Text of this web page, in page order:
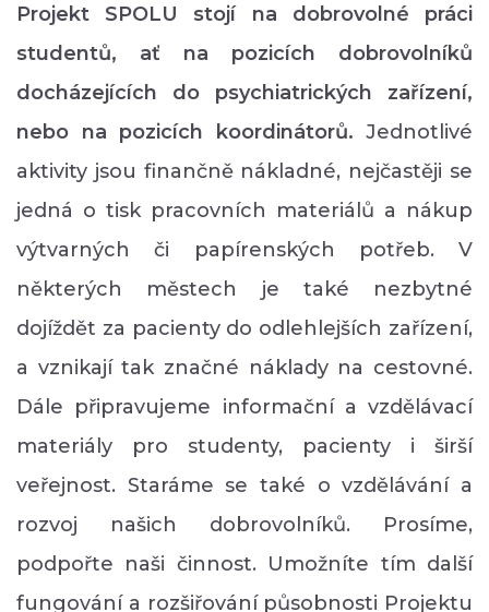
Projekt SPOLU stojí na dobrovolné práci
studentů, ať na pozicích dobrovolníků
docházejících do psychiatrických zařízení,
nebo na pozicích koordinátorů. Jednotlivé
aktivity jsou finančně nákladné, nejčastěji se
jedná o tisk pracovních materiálů a nákup
výtvarných či papírenských potřeb. V
některých městech je také nezbytné
dojíždět za pacienty do odlehlejších zařízení,
a vznikají tak značné náklady na cestovné.
Dále připravujeme informační a vzdělávací
materiály pro studenty, pacienty i širší
veřejnost. Staráme se také o vzdělávání a
rozvoj našich dobrovolníků. Prosíme,
podpořte naši činnost. Umožníte tím další
fungování a rozšiřování působnosti Projektu